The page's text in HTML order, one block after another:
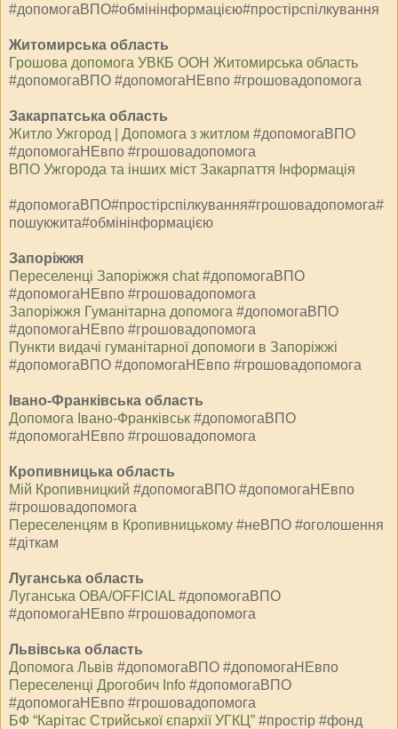
#допомогаВПО#обмінінформацією#простірспілкування
Житомирська область
Грошова допомога УВКБ ООН Житомирська область
#допомогаВПО #допомогаНЕвпо #грошовадопомога
Закарпатська область
Житло Ужгород | Допомога з житлом #допомогаВПО
#допомогаНЕвпо #грошовадопомога
ВПО Ужгорода та інших міст Закарпаття Інформація
#допомогаВПО#простірспілкування#грошовадопомога#
пошукжита#обмінінформацією
Запоріжжя
Переселенці Запоріжжя chat#допомогаВПО
#допомогаНЕвпо #грошовадопомога
Запоріжжя Гуманітарна допомога #допомогаВПО
#допомогаНЕвпо #грошовадопомога
Пункти видачі гуманітарної допомоги в Запоріжжі
#допомогаВПО #допомогаНЕвпо #грошовадопомога
Івано-Франківська область
Допомога Івано-Франківськ #допомогаВПО
#допомогаНЕвпо #грошовадопомога
Кропивницька область
Мiй Кропивницкий #допомогаВПО #допомогаНЕвпо
#грошовадопомога
Переселенцям в Кропивницькому #неВПО #оголошення
#діткам
Луганська область
Луганська ОВА/OFFICIAL #допомогаВПО
#допомогаНЕвпо #грошовадопомога
Львівська область
Допомога Львів #допомогаВПО #допомогаНЕвпо
Переселенці Дрогобич Info #допомогаВПО
#допомогаНЕвпо #грошовадопомога
БФ “Карітас Стрийської єпархії УГКЦ” #простір #фонд